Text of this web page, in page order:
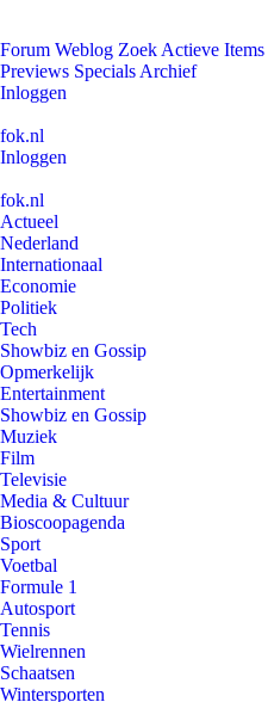
Forum Weblog Zoek Actieve Items
Previews Specials Archief
Inloggen
fok.nl
Inloggen
fok.nl
Actueel
Nederland
Internationaal
Economie
Politiek
Tech
Showbiz en Gossip
Opmerkelijk
Entertainment
Showbiz en Gossip
Muziek
Film
Televisie
Media & Cultuur
Bioscoopagenda
Sport
Voetbal
Formule 1
Autosport
Tennis
Wielrennen
Schaatsen
Wintersporten